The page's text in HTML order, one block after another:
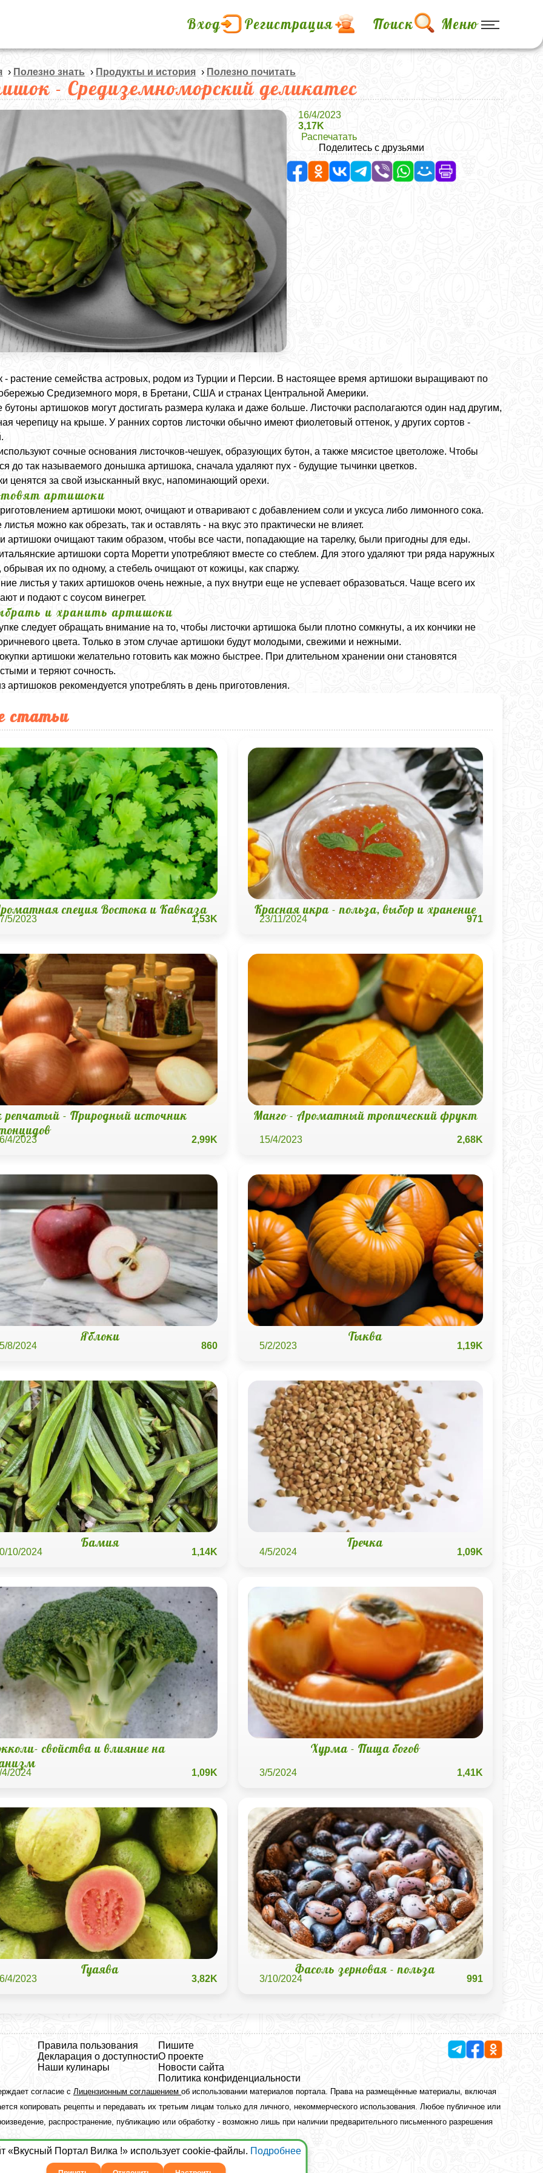
Вход Регистрация Поиск Меню
› Полезно знать › Продукты и история › Полезно почитать
- Средиземноморский деликатес
16/4/2023
3,17K
Распечатать
Поделитесь с друзьями
- растение семейства астровых, родом из Турции и Персии. В настоящее время артишоки выращивают по
Средиземного моря, в Бретани, США и странах Центральной Америки.
бутоны артишоков могут достигать размера кулака и даже больше. Листочки располагаются один над другим,
черепицу на крыше. У ранних сортов листочки обычно имеют фиолетовый оттенок, у других сортов -
сочные основания листочков-чешуек, образующих бутон, а также мясистое цветоложе. Чтобы
до так называемого донышка артишока, сначала удаляют пух - будущие тычинки цветков.
ценятся за свой изысканный вкус, напоминающий орехи.
артишоки
артишоки моют, очищают и отваривают с добавлением соли и уксуса либо лимонного сока.
можно как обрезать, так и оставлять - на вкус это практически не влияет.
артишоки очищают таким образом, чтобы все части, попадающие на тарелку, были пригодны для еды.
артишоки сорта Моретти употребляют вместе со стеблем. Для этого удаляют три ряда наружных
обрывая их по одному, а стебель очищают от кожицы, как спаржу.
листья у таких артишоков очень нежные, а пух внутри еще не успевает образоваться. Чаще всего их
и подают с соусом винегрет.
и хранить артишоки
следует обращать внимание на то, чтобы листочки артишока были плотно сомкнуты, а их кончики не
цвета. Только в этом случае артишоки будут молодыми, свежими и нежными.
артишоки желательно готовить как можно быстрее. При длительном хранении они становятся
и теряют сочность.
артишоков рекомендуется употреблять в день приготовления.
статьи
специя Востока и Кавказа
5/2023 1,53K
Красная икра - польза, выбор и хранение
23/11/2024 971
репчатый - Природный источник
4/2023 2,99K
Манго - Ароматный тропический фрукт
15/4/2023 2,68K
Яблоки
8/2024 860
Тыква
5/2/2023 1,19K
Бамия
10/2024 1,14K
Гречка
4/5/2024 1,09K
свойства и влияние на
4/2024 1,09K
Хурма - Пища богов
3/5/2024 1,41K
Гуаява
4/2023 3,82K
Фасоль зерновая - польза
3/10/2024 991
Правила пользования
Декларация о доступности
Наши кулинары
Пишите
О проекте
Новости сайта
Политика конфиденциальности
согласие сЛицензионным соглашениемоб использовании материалов портала. Права на размещённые материалы, включая
копировать рецепты и передавать их третьим лицам только для личного, некоммерческого использования. Любое публичное или
распространение, публикацию или обработку - возможно лишь при наличии предварительного письменного разрешения
«Вкусный Портал Вилка !» использует cookie-файлы. Подробнее